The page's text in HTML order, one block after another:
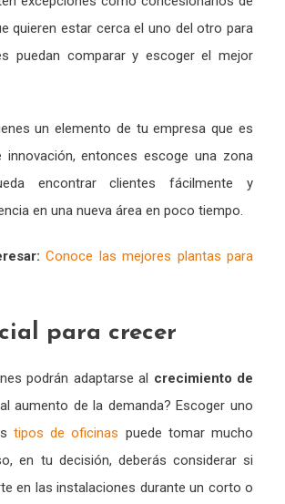
quieren estar cerca el uno del otro para
puedan comparar y escoger el mejor
un elemento de tu empresa que es
entonces escoge una zona
encontrar clientes fácilmente y
en una nueva área en poco tiempo.
Conoce las mejores plantas para
para crecer
podrán adaptarse al crecimiento de
aumento de la demanda? Escoger uno
tipos de oficinas puede tomar mucho
en tu decisión, deberás considerar si
en las instalaciones durante un corto o